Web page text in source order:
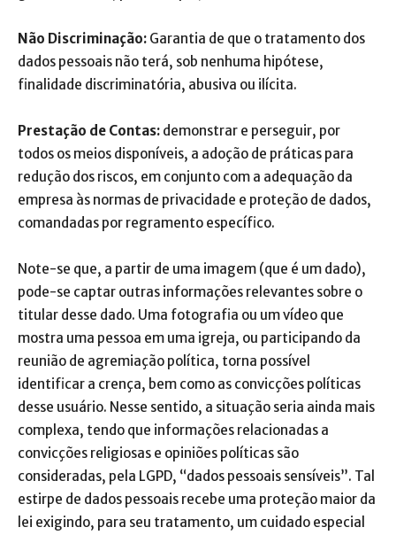
Não Discriminação: Garantia de que o tratamento dos
dados pessoais não terá, sob nenhuma hipótese,
finalidade discriminatória, abusiva ou ilícita.
Prestação de Contas: demonstrar e perseguir, por
todos os meios disponíveis, a adoção de práticas para
redução dos riscos, em conjunto com a adequação da
empresa às normas de privacidade e proteção de dados,
comandadas por regramento específico.
Note-se que, a partir de uma imagem (que é um dado),
pode-se captar outras informações relevantes sobre o
titular desse dado. Uma fotografia ou um vídeo que
mostra uma pessoa em uma igreja, ou participando da
reunião de agremiação política, torna possível
identificar a crença, bem como as convicções políticas
desse usuário. Nesse sentido, a situação seria ainda mais
complexa, tendo que informações relacionadas a
convicções religiosas e opiniões políticas são
consideradas, pela LGPD, “dados pessoais sensíveis”. Tal
estirpe de dados pessoais recebe uma proteção maior da
lei exigindo, para seu tratamento, um cuidado especial